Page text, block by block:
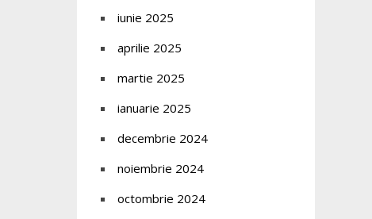
iunie 2025
aprilie 2025
martie 2025
ianuarie 2025
decembrie 2024
noiembrie 2024
octombrie 2024